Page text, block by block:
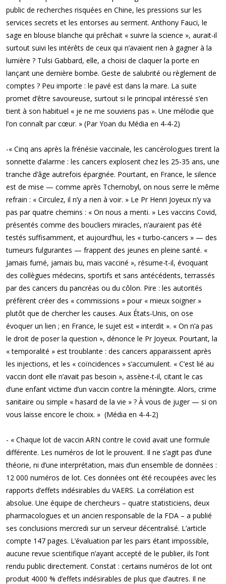
public de recherches risquées en Chine, les pressions sur les
services secrets et les entorses au serment. Anthony Fauci, le
sage en blouse blanche qui prêchait « suivre la science », aurait-il
surtout suivi les intérêts de ceux qui n’avaient rien à gagner à la
lumière ? Tulsi Gabbard, elle, a choisi de claquer la porte en
lançant une dernière bombe. Geste de salubrité ou règlement de
comptes ? Peu importe : le pavé est dans la mare. La suite
promet d’être savoureuse, surtout si le principal intéressé s’en
tient à son habituel « je ne me souviens pas ». Une mélodie que
l’on connaît par cœur. » (Par Yoan du Média en 4-4-2)
-« Cinq ans après la frénésie vaccinale, les cancérologues tirent la
sonnette d’alarme : les cancers explosent chez les 25-35 ans, une
tranche d’âge autrefois épargnée. Pourtant, en France, le silence
est de mise — comme après Tchernobyl, on nous serre le même
refrain : « Circulez, il n’y a rien à voir. » Le Pr Henri Joyeux n’y va
pas par quatre chemins : « On nous a menti. » Les vaccins Covid,
présentés comme des boucliers miracles, n’auraient pas été
testés suffisamment, et aujourd’hui, les « turbo-cancers » — des
tumeurs fulgurantes — frappent des jeunes en pleine santé. «
Jamais fumé, jamais bu, mais vacciné », résume-t-il, évoquant
des collègues médecins, sportifs et sans antécédents, terrassés
par des cancers du pancréas ou du côlon. Pire : les autorités
préfèrent créer des « commissions » pour « mieux soigner »
plutôt que de chercher les causes. Aux États-Unis, on ose
évoquer un lien ; en France, le sujet est « interdit ». « On n’a pas
le droit de poser la question », dénonce le Pr Joyeux. Pourtant, la
« temporalité » est troublante : des cancers apparaissent après
les injections, et les « coïncidences » s’accumulent. « C’est lié au
vaccin dont elle n’avait pas besoin », assène-t-il, citant le cas
d’une enfant victime d’un vaccin contre la méningite. Alors, crime
sanitaire ou simple « hasard de la vie » ? À vous de juger — si on
vous laisse encore le choix. » (Média en 4-4-2)
- « Chaque lot de vaccin ARN contre le covid avait une formule
différente. Les numéros de lot le prouvent. Il ne s’agit pas d’une
théorie, ni d’une interprétation, mais d’un ensemble de données :
12 000 numéros de lot. Ces données ont été recoupées avec les
rapports d’effets indésirables du VAERS. La corrélation est
absolue. Une équipe de chercheurs – quatre statisticiens, deux
pharmacologues et un ancien responsable de la FDA – a publié
ses conclusions mercredi sur un serveur décentralisé. L’article
compte 147 pages. L’évaluation par les pairs étant impossible,
aucune revue scientifique n’ayant accepté de le publier, ils l’ont
rendu public directement. Constat : certains numéros de lot ont
produit 4000 % d’effets indésirables de plus que d’autres. Il ne